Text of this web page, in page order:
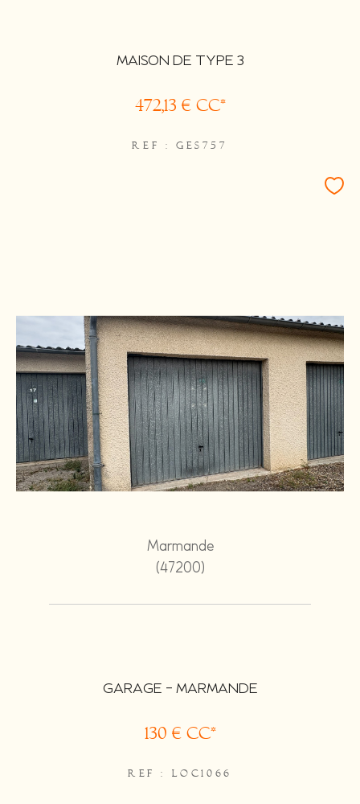
MAISON DE TYPE 3
472,13 € CC*
REF : GES757
Marmande
(47200)
GARAGE - MARMANDE
130 € CC*
REF : LOC1066